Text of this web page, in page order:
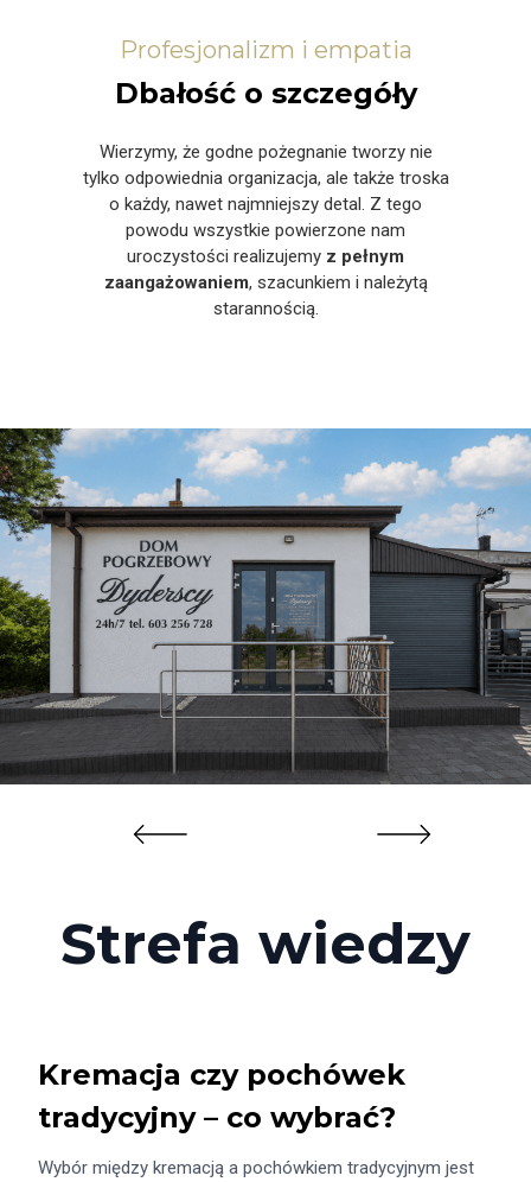
Profesjonalizm i empatia
Dbałość o szczegóły
Wierzymy, że godne pożegnanie tworzy nie
tylko odpowiednia organizacja, ale także troska
o każdy, nawet najmniejszy detal. Z tego
powodu wszystkie powierzone nam
uroczystości realizujemy z pełnym
zaangażowaniem, szacunkiem i należytą
starannością.
Strefa wiedzy
Kremacja czy pochówek
tradycyjny – co wybrać?
Wybór między kremacją a pochówkiem tradycyjnym jest